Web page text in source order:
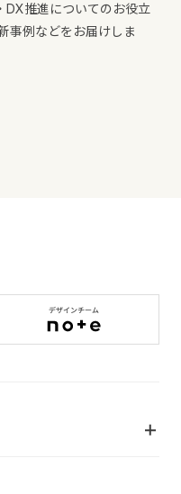
DX推進についてのお役立
事例などをお届けしま